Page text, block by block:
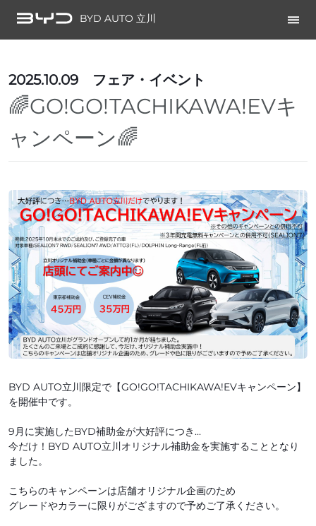
BYD AUTO 立川
2025.10.09 フェア・イベント
🌈GO!GO!TACHIKAWA!EVキ
ャンペーン🌈
BYD AUTO立川限定で【GO!GO!TACHIKAWA!EVキャンペーン】
を開催中です。
9月に実施したBYD補助金が大好評につき...
今だけ！BYD AUTO立川オリジナル補助金を実施することとなり
ました。
こちらのキャンペーンは店舗オリジナル企画のため
グレードやカラーに限りがござますので予めご了承ください。